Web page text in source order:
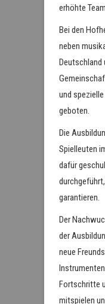
erhöhte
Bei den
neben
und
geboten.
Die
Spielleuten
dafür
garantieren.
Der
der
neue
Fortschritte
mitspielen